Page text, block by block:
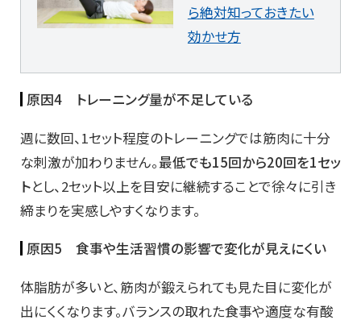
ら絶対知っておきたい
効かせ方
原因4 トレーニング量が不足している
週に数回、1セット程度のトレーニングでは筋肉に十分
な刺激が加わりません。最低でも15回から20回を1セッ
トとし、2セット以上を目安に継続することで徐々に引き
締まりを実感しやすくなります。
原因5 食事や生活習慣の影響で変化が見えにくい
体脂肪が多いと、筋肉が鍛えられても見た目に変化が
出にくくなります。バランスの取れた食事や適度な有酸